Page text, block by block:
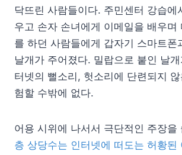
닥뜨린 사람들이다. 주민센터 강습에
우고 손자 손녀에게 이메일을 배우며
를 하던 사람들에게 갑자기 스마트폰
날개가 주어졌다. 밀랍으로 붙인 날
터넷의 뻘소리, 헛소리에 단련되지
험할 수밖에 없다.
어용 시위에 나서서 극단적인 주장을
층 상당수는 인터넷에 떠도는 허황된